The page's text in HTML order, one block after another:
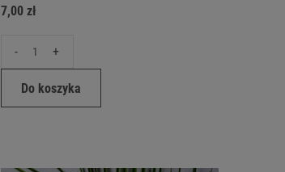
7,00 zł
- +
Do koszyka